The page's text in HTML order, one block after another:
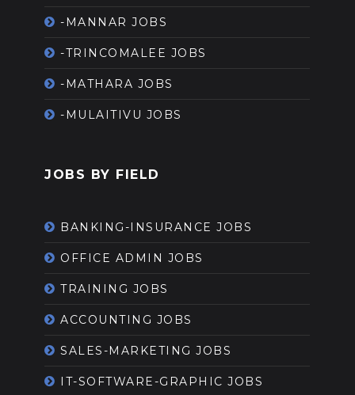
-MANNAR JOBS
-TRINCOMALEE JOBS
-MATHARA JOBS
-MULAITIVU JOBS
JOBS BY FIELD
BANKING-INSURANCE JOBS
OFFICE ADMIN JOBS
TRAINING JOBS
ACCOUNTING JOBS
SALES-MARKETING JOBS
IT-SOFTWARE-GRAPHIC JOBS